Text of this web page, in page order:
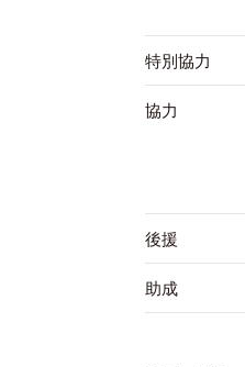
特別協力
協力
後援
助成